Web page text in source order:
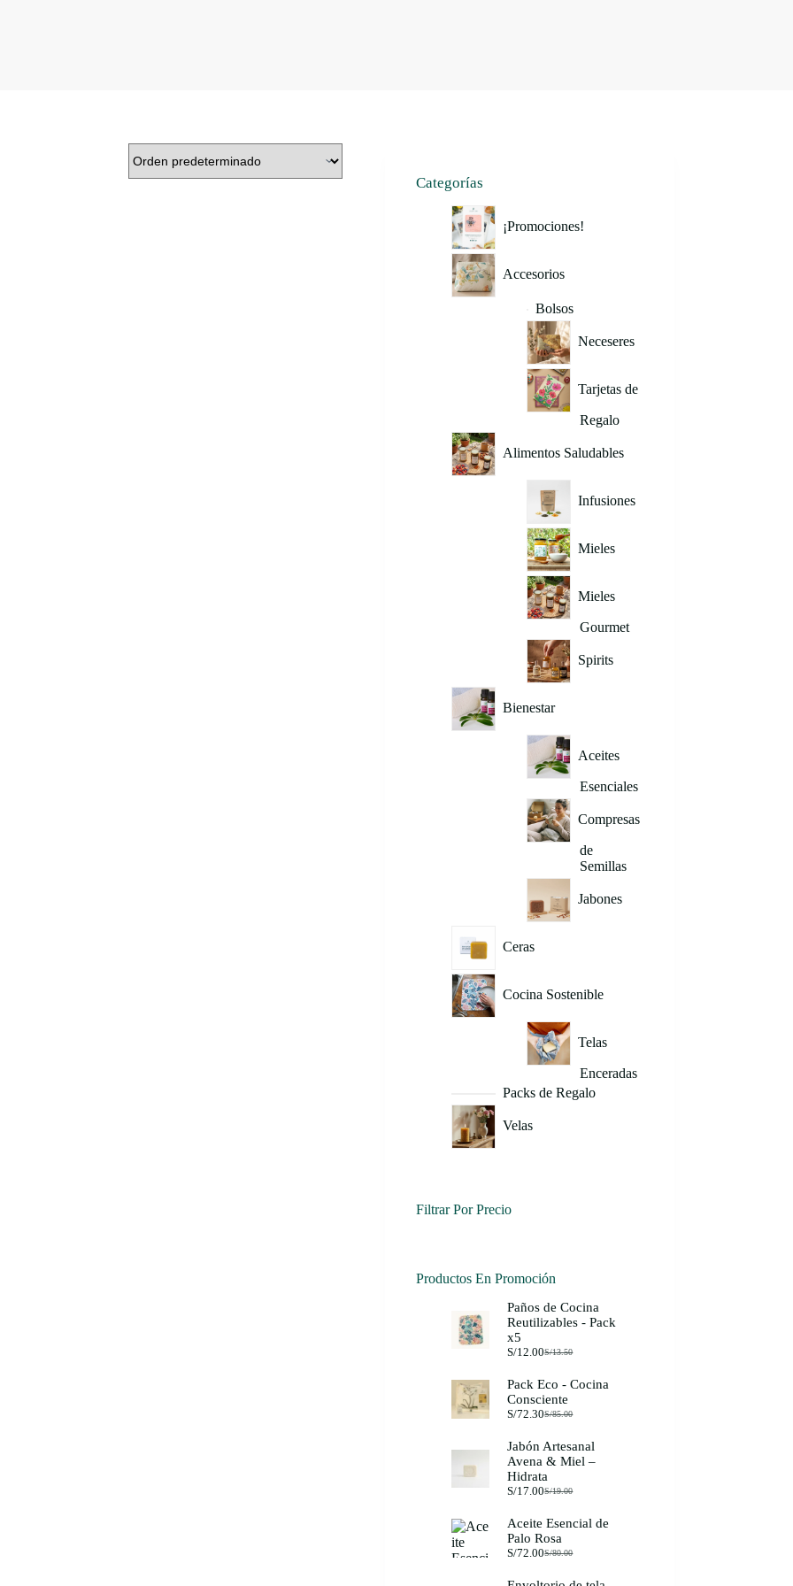
Categorías
¡Promociones!
Accesorios
Bolsos
Neceseres
Tarjetas de
Regalo
Alimentos Saludables
Infusiones
Mieles
Mieles
Gourmet
Spirits
Bienestar
Aceites
Esenciales
Compresas
de
Semillas
Jabones
Ceras
Cocina Sostenible
Telas
Enceradas
Packs de Regalo
Velas
Filtrar Por Precio
Productos En Promoción
Paños de Cocina
Reutilizables - Pack
x5
S/13.50
El
original
era:
S/13.50.
S/12.00El
actual
es:
S/12.00.
Pack Eco - Cocina
Consciente
S/85.00
El
original
era:
S/85.00.
S/72.30El
actual
es:
S/72.30.
Jabón Artesanal
Avena & Miel –
Hidrata
S/19.00
El
original
era:
S/19.00.
S/17.00El
actual
es:
S/17.00.
Aceite Esencial de
Palo Rosa
S/80.00
El
S/72.00El